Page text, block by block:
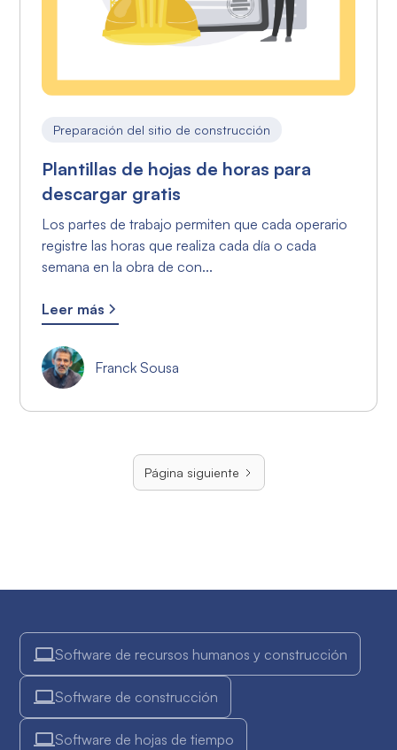
Preparación del sitio de construcción
Plantillas de hojas de horas para
descargar gratis
Los partes de trabajo permiten que cada operario
registre las horas que realiza cada día o cada
semana en la obra de con...
Leer más
Franck Sousa
Página siguiente
Software de recursos humanos y construcción
Software de construcción
Software de hojas de tiempo